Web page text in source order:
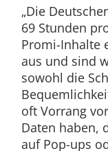
„Die
69 Stunden
Promi-Inhalte
aus und sind
sowohl die
oft Vorrang
Daten haben,
auf Pop-ups